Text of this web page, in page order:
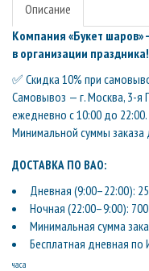
Описание
Компания «Букет
в организации праздника!
✅ Скидка 10% при
Самовывоз — г. Москва, 3-я
ежедневно с 10:00 до 22:00.
Минимальной суммы
ДОСТАВКА ПО ВАО:
Дневная (9:00–22:00):
Ночная (22:00–9:00):
Минимальная сумма
Бесплатная дневная по
часа